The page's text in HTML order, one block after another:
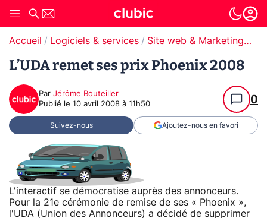
Accueil Logiciels & services Site web & Marketing Digital
L’UDA remet ses prix Phoenix 2008
Par Jérôme Bouteiller
Publié le 10 avril 2008 à 11h50 0
Suivez-nous Ajoutez-nous en favori
L'interactif se démocratise auprès des annonceurs.
Pour la 21e cérémonie de remise de ses « Phoenix »,
l'UDA (Union des Annonceurs) a décidé de supprimer